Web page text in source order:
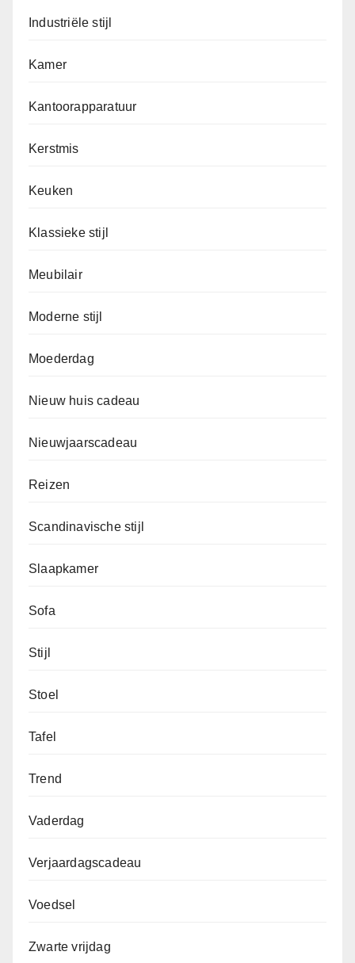
Industriële stijl
Kamer
Kantoorapparatuur
Kerstmis
Keuken
Klassieke stijl
Meubilair
Moderne stijl
Moederdag
Nieuw huis cadeau
Nieuwjaarscadeau
Reizen
Scandinavische stijl
Slaapkamer
Sofa
Stijl
Stoel
Tafel
Trend
Vaderdag
Verjaardagscadeau
Voedsel
Zwarte vrijdag